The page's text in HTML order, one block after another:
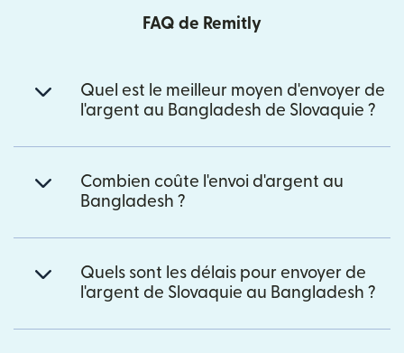
FAQ de Remitly
Quel est le meilleur moyen d'envoyer de
l'argent au Bangladesh de Slovaquie ?
Combien coûte l'envoi d'argent au
Bangladesh ?
Quels sont les délais pour envoyer de
l'argent de Slovaquie au Bangladesh ?